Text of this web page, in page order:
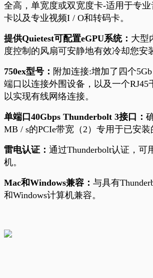
全高，单宽度或双宽度卡-适用于专业
卡以及专业视频I / O和转码卡。
提供Quietest可配置eGPU系统： 大型
度控制的风扇可安静地有效冷却您安
750ex型号： 附加连接:增加了四个
端口以连接外围设备，以及一个RJ45
以实现有线网络连接。
单端口40Gbps Thunderbolt 3接口：
MB / s的PCIe带宽（2）专用于已安装
雷电认证： 通过Thunderbolt认证，可
机。
Mac和Windows兼容： 与具有
和Windows计算机兼容。